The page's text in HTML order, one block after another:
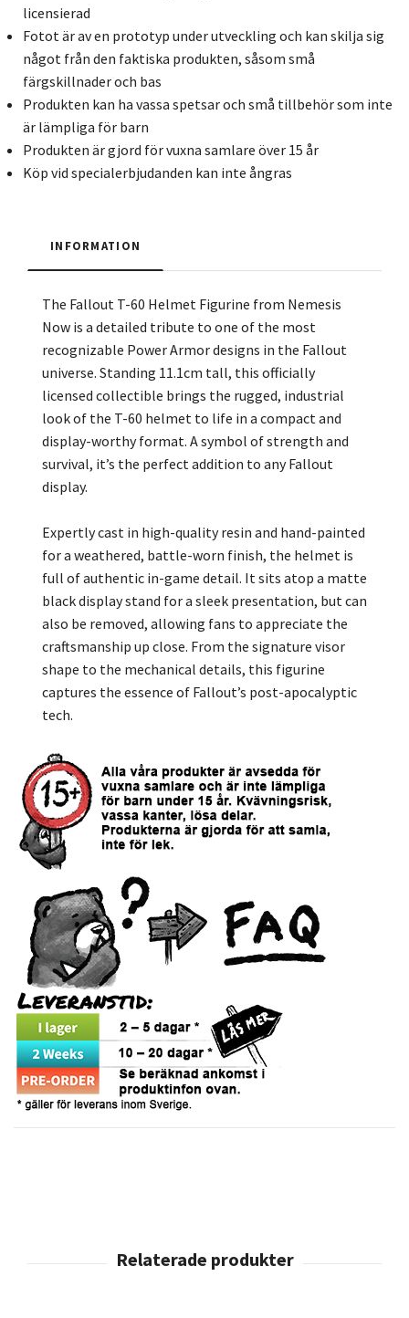
licensierad
Fotot är av en prototyp under utveckling och kan skilja sig
något från den faktiska produkten, såsom små
färgskillnader och bas
Produkten kan ha vassa spetsar och små tillbehör som inte
är lämpliga för barn
Produkten är gjord för vuxna samlare över 15 år
Köp vid specialerbjudanden kan inte ångras
INFORMATION
The Fallout T-60 Helmet Figurine from Nemesis
Now is a detailed tribute to one of the most
recognizable Power Armor designs in the Fallout
universe. Standing 11.1cm tall, this officially
licensed collectible brings the rugged, industrial
look of the T-60 helmet to life in a compact and
display-worthy format. A symbol of strength and
survival, it’s the perfect addition to any Fallout
display.
Expertly cast in high-quality resin and hand-painted
for a weathered, battle-worn finish, the helmet is
full of authentic in-game detail. It sits atop a matte
black display stand for a sleek presentation, but can
also be removed, allowing fans to appreciate the
craftsmanship up close. From the signature visor
shape to the mechanical details, this figurine
captures the essence of Fallout’s post-apocalyptic
tech.